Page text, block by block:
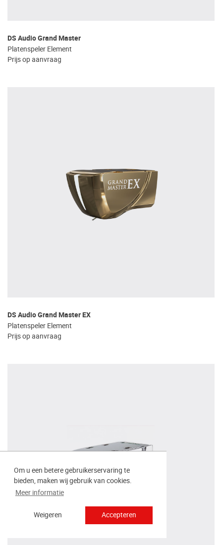
Om u een betere gebruikerservaring te
bieden, maken wij gebruik van cookies.
Meer informatie
Weigeren Accepteren
DS Audio Grand Master
Platenspeler Element
Prijs op aanvraag
DS Audio Grand Master EX
Platenspeler Element
Prijs op aanvraag